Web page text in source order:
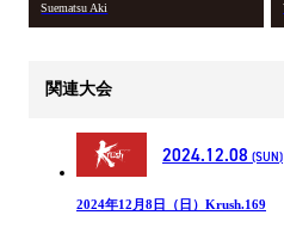
Suematsu Aki
関連大会
2024.12.08 (SUN)
2024年12月8日（日）Krush.169